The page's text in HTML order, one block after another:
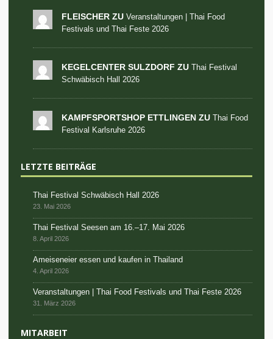
FLEISCHER ZU Veranstaltungen | Thai Food
Festivals und Thai Feste 2026
KEGELCENTER SULZDORF ZU Thai Festival
Schwäbisch Hall 2026
KAMPFSPORTSHOP ETTLINGEN ZU Thai Food
Festival Karlsruhe 2026
LETZTE BEITRÄGE
Thai Festival Schwäbisch Hall 2026
23. Mai 2026
Thai Festival Seesen am 16.–17. Mai 2026
8. April 2026
Ameiseneier essen und kaufen in Thailand
4. April 2026
Veranstaltungen | Thai Food Festivals und Thai Feste 2026
31. März 2026
MITARBEIT